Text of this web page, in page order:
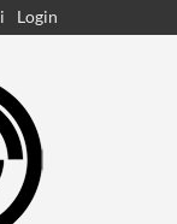
Login